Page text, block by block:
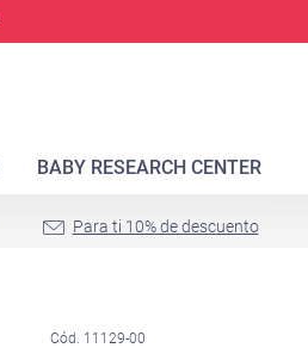
BABY RESEARCH CENTER
Para ti 10% de descuento
Cód. 11129-00